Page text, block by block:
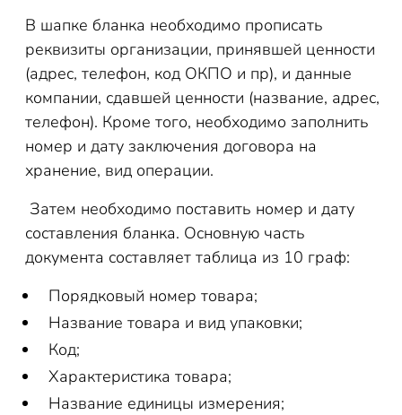
В шапке бланка необходимо прописать
реквизиты организации, принявшей ценности
(адрес, телефон, код ОКПО и пр), и данные
компании, сдавшей ценности (название, адрес,
телефон). Кроме того, необходимо заполнить
номер и дату заключения договора на
хранение, вид операции.
Затем необходимо поставить номер и дату
составления бланка. Основную часть
документа составляет таблица из 10 граф:
Порядковый номер товара;
Название товара и вид упаковки;
Код;
Характеристика товара;
Название единицы измерения;